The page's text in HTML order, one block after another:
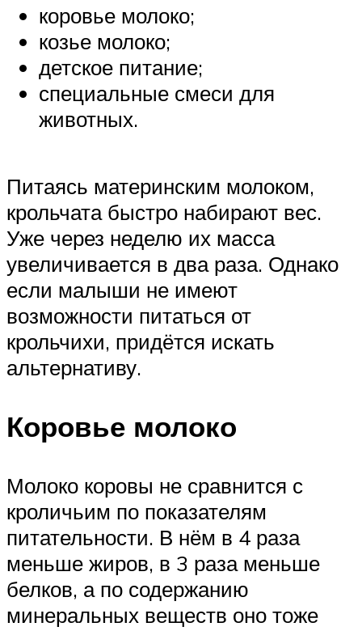
коровье молоко;
козье молоко;
детское питание;
специальные смеси для
животных.
Питаясь материнским молоком,
крольчата быстро набирают вес.
Уже через неделю их масса
увеличивается в два раза. Однако
если малыши не имеют
возможности питаться от
крольчихи, придётся искать
альтернативу.
Коровье молоко
Молоко коровы не сравнится с
кроличьим по показателям
питательности. В нём в 4 раза
меньше жиров, в 3 раза меньше
белков, а по содержанию
минеральных веществ оно тоже